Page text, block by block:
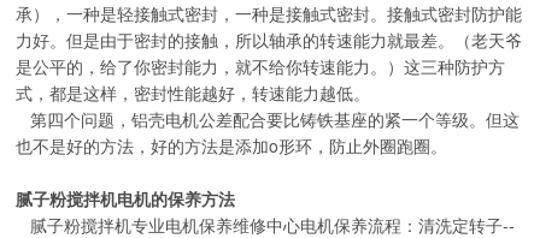
承），一种是轻接触式密封，一种是接触式密封。接触式密封防护能
力好。但是由于密封的接触，所以轴承的转速能力就最差。（老天爷
是公平的，给了你密封能力，就不给你转速能力。）这三种防护方
式，都是这样，密封性能越好，转速能力越低。
第四个问题，铝壳电机公差配合要比铸铁基座的紧一个等级。但这
也不是好的方法，好的方法是添加o形环，防止外圈跑圈。
腻子粉搅拌机电机的保养方法
腻子粉搅拌机专业电机保养维修中心电机保养流程：清洗定转子--